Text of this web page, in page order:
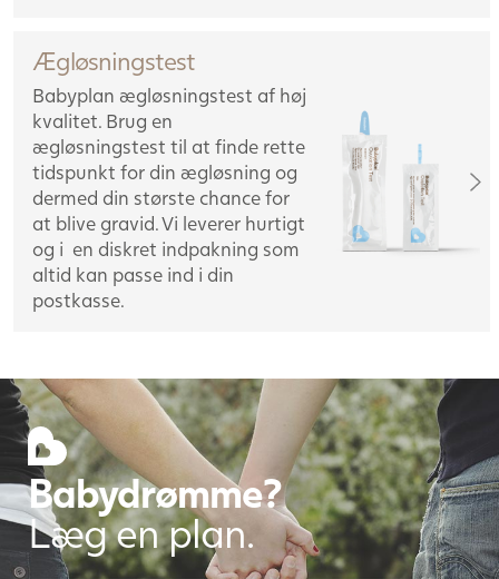
Ægløsningstest
Babyplan ægløsningstest af høj
kvalitet. Brug en
ægløsningstest til at finde rette
tidspunkt for din ægløsning og
dermed din største chance for
at blive gravid. Vi leverer hurtigt
og i en diskret indpakning som
altid kan passe ind i din
postkasse.
Babydrømme?
Læg en plan.